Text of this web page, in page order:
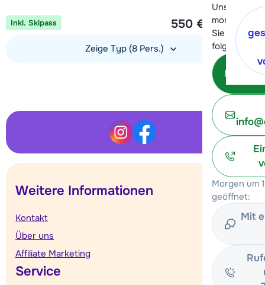
Unser
momentan
Sie können
folgenden
Morgen um
geöffnet:
Mit
1 Woche ab
550 € Pro Person
Inkl. Skipass
Zeige Typ (8 Pers.)
Weitere Informationen
Kontakt
Über uns
Affiliate Marketing
Service